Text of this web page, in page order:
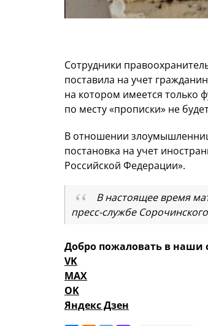
Сотрудники
поставила на учет
на котором имеется только
по месту «прописки» не
В отношении
постановка на учет
Российской Федерации».
В настоящее время
пресс-службе
Добро пожаловать в наши
VK
MAX
OK
Яндекс Дзен